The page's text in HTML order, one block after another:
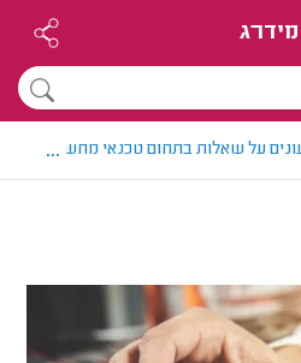
מידרג
על שאלות בתחום טכנאי מחשבים
...